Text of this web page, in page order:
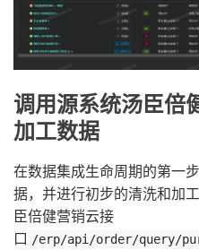
调用源系统汤臣倍
加工数据
在数据集成生命周期的第一
据，并进行初步的清洗和加
臣倍健营销云接
口 /erp/api/order/query/